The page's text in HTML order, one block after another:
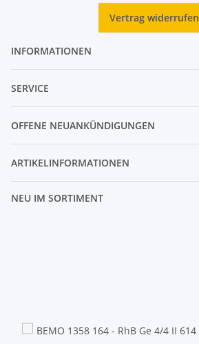
Vertrag widerrufen
INFORMATIONEN
SERVICE
OFFENE NEUANKÜNDIGUNGEN
ARTIKELINFORMATIONEN
NEU IM SORTIMENT